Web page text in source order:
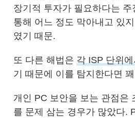
장기적 투자가 필요하다는
통해 어느 정도 막아내고 있
였기 때문.
또 다른 해법은 각 ISP 단위
기 때문에 이를 탐지한다면
개인 PC 보안을 보는 관점은
를 문제 삼는 경우가 많았다.